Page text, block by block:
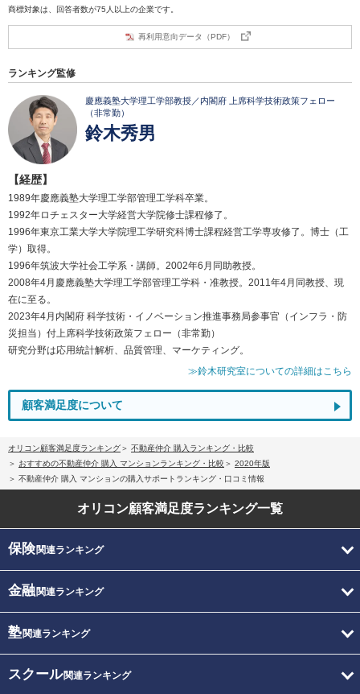
商標対象は、回答者数が75人以上の企業です。
再利用意向データ（PDF）
ランキング監修
慶應義塾大学理工学部教授／内閣府 上席科学技術政策フェロー
（非常勤）
鈴木秀男
【経歴】
1989年慶應義塾大学理工学部管理工学科卒業。
1992年ロチェスター大学経営大学院修士課程修了。
1996年東京工業大学大学院理工学研究科博士課程経営工学専攻修了。博士（工
学）取得。
1996年筑波大学社会工学系・講師。2002年6月同助教授。
2008年4月慶應義塾大学理工学部管理工学科・准教授。2011年4月同教授、現
在に至る。
2023年4月内閣府 科学技術・イノベーション推進事務局参事官（インフラ・防
災担当）付上席科学技術政策フェロー（非常勤）
研究分野は応用統計解析、品質管理、マーケティング。
≫鈴木研究室についての詳細はこちら
顧客満足度について
オリコン顧客満足度ランキング
不動産仲介 購入ランキング・比較
おすすめの不動産仲介 購入 マンションランキング・比較
2020年版
不動産仲介 購入 マンションの購入サポートランキング・口コミ情報
オリコン顧客満足度ランキング一覧
保険関連ランキング
金融関連ランキング
塾関連ランキング
スクール関連ランキング